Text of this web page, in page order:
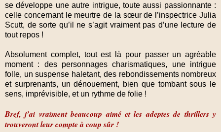
se développe une autre intrigue, toute aussi passionnante :
celle concernant le meurtre de la sœur de l’inspectrice Julia
Scutt, de sorte qu’il ne s’agit vraiment pas d’une lecture de
tout repos !
Absolument complet, tout est là pour passer un agréable
moment : des personnages charismatiques, une intrigue
folle, un suspense haletant, des rebondissements nombreux
et surprenants, un dénouement, bien que tombant sous le
sens, imprévisible, et un rythme de folie !
Bref, j’ai vraiment beaucoup aimé et les adeptes de thrillers y
trouveront leur compte à coup sûr !